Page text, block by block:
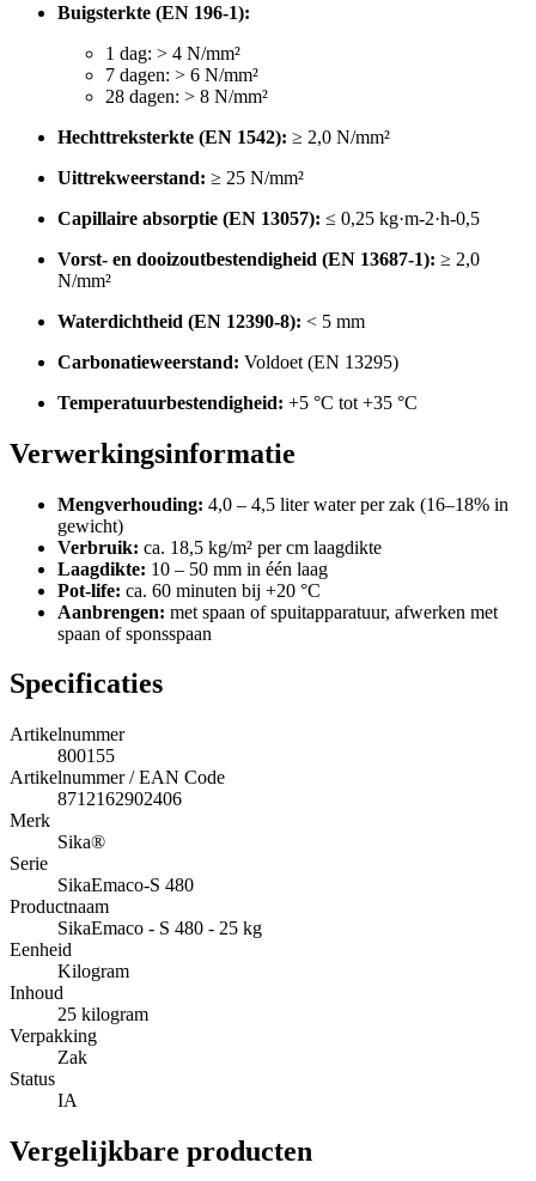
Buigsterkte (EN 196-1):
1 dag: > 4 N/mm²
7 dagen: > 6 N/mm²
28 dagen: > 8 N/mm²
Hechttreksterkte (EN 1542): ≥ 2,0 N/mm²
Uittrekweerstand: ≥ 25 N/mm²
Capillaire absorptie (EN 13057): ≤ 0,25 kg·m-2·h-0,5
Vorst- en dooizoutbestendigheid (EN 13687-1): ≥ 2,0
N/mm²
Waterdichtheid (EN 12390-8): < 5 mm
Carbonatieweerstand: Voldoet (EN 13295)
Temperatuurbestendigheid: +5 °C tot +35 °C
Verwerkingsinformatie
Mengverhouding: 4,0 – 4,5 liter water per zak (16–18% in
gewicht)
Verbruik: ca. 18,5 kg/m² per cm laagdikte
Laagdikte: 10 – 50 mm in één laag
Pot-life: ca. 60 minuten bij +20 °C
Aanbrengen: met spaan of spuitapparatuur, afwerken met
spaan of sponsspaan
Specificaties
Artikelnummer
800155
Artikelnummer / EAN Code
8712162902406
Merk
Sika®
Serie
SikaEmaco-S 480
Productnaam
SikaEmaco - S 480 - 25 kg
Eenheid
Kilogram
Inhoud
25 kilogram
Verpakking
Zak
Status
IA
Vergelijkbare producten